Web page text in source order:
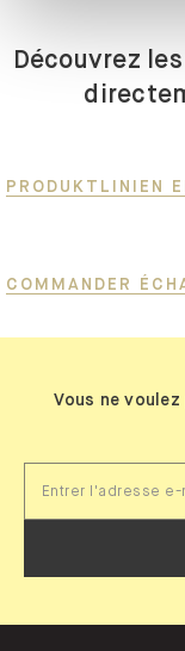
Découvrez
PRODUKTLINIEN
COMMANDER
Vous ne